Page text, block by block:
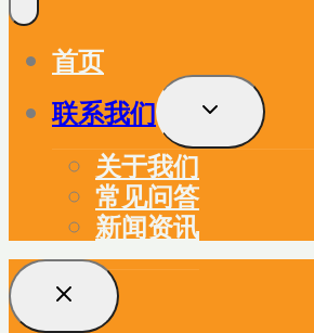
首页
联系我们
展
子
单
关于我们
常见问答
新闻资讯